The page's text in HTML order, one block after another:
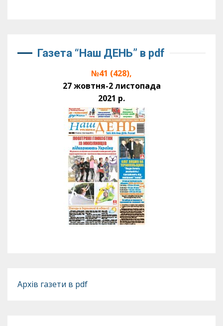
Газета “Наш ДЕНЬ” в pdf
№41 (428),
27 жовтня-2 листопада
2021 р.
Архів газети в pdf